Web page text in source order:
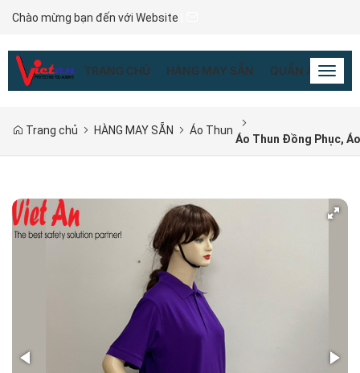
Chào mừng bạn đến với Website
TRANG CHỦ HÀNG MAY SẴN QUẦN ÁO
Trang chủ HÀNG MAY SẴN Áo Thun
Áo Thun Đồng Phục,